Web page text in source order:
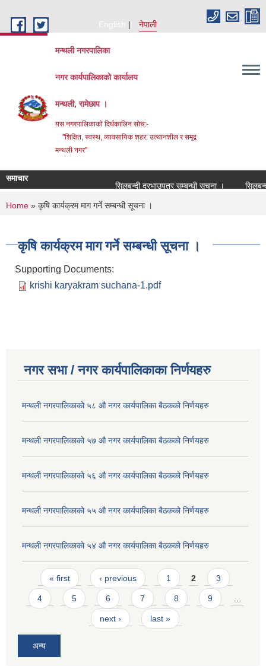
English
नेपाली
मन्थली नगरपालिका
नगर कार्यपालिकाको कार्यालय
मन्थली, रामेछाप ।
यस नगरपालिकाको दिर्घकालिन सोच:-
"शिक्षित, स्वस्थ, व्यावसायिक शहर: उत्थानशील र समृद्व
मन्थली नगर"
समाचार
सिलबन्दी दरभाउपत्र सम्बन्धी सूचना ।
सिलबन्दी
You are here
Home » कृषि कार्यक्रम माग गर्ने सम्बन्धी सूचना ।
कृषि कार्यक्रम माग गर्ने सम्बन्धी सूचना ।
Supporting Documents:
krishi karyakram suchana-1.pdf
नगर सभा / नगर कार्यपालिकाका निर्णयहरु
मन्थली नगरपालिकाको ५८ औ नगर कार्यपालिका बैठकको निर्णयहरु
मन्थली नगरपालिकाको ५७ औ नगर कार्यपालिका बैठकको निर्णयहरु
मन्थली नगरपालिकाको ५६ औ नगर कार्यपालिका बैठकको निर्णयहरु
मन्थली नगरपालिकाको ५५ औ नगर कार्यपालिका बैठकको निर्णयहरु
मन्थली नगरपालिकाको ५४ औ नगर कार्यपालिका बैठकको निर्णयहरु
Pages
« first ‹ previous 1 2 3
4 5 6 7 8 9
next › last »
अन्य